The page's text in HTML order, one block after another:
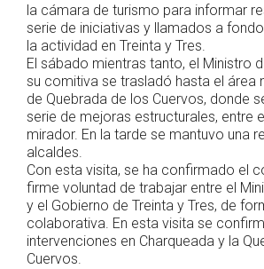
la cámara de turismo para informar
serie de iniciativas y llamados a
la actividad en Treinta y Tres.
El sábado mientras tanto, el Ministro
su comitiva se trasladó hasta el área
de Quebrada de los Cuervos, donde
serie de mejoras estructurales, entre
mirador. En la tarde se mantuvo una
alcaldes.
Con esta visita, se ha confirmado el
firme voluntad de trabajar entre el
y el Gobierno de Treinta y Tres, de
colaborativa. En esta visita se
intervenciones en Charqueada y la
Cuervos.